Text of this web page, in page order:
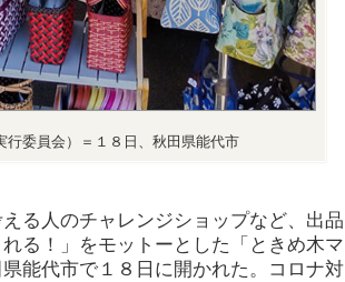
行委員会）＝１８日、秋田県能代市
る人のチャレンジショップなど、出品
る！」をモットーとした「ときめ木マ
能代市で１８日に開かれた。コロナ対